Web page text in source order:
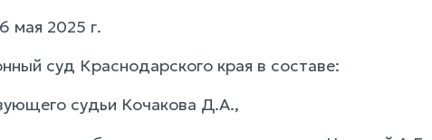
мая 2025 г.
суд Краснодарского края в составе:
судьи Кочакова Д.А.,